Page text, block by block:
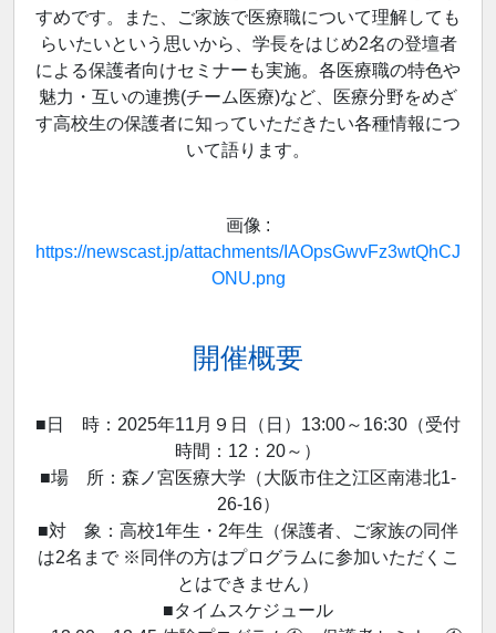
すめです。また、ご家族で医療職について理解しても
らいたいという思いから、学長をはじめ2名の登壇者
による保護者向けセミナーも実施。各医療職の特色や
魅力・互いの連携(チーム医療)など、医療分野をめざ
す高校生の保護者に知っていただきたい各種情報につ
いて語ります。
画像 :
https://newscast.jp/attachments/IAOpsGwvFz3wtQhCJ
ONU.png
開催概要
■日 時：2025年11月９日（日）13:00～16:30（受付
時間：12：20～）
■場 所：森ノ宮医療大学（大阪市住之江区南港北1-
26-16）
■対 象：高校1年生・2年生（保護者、ご家族の同伴
は2名まで ※同伴の方はプログラムに参加いただくこ
とはできません）
■タイムスケジュール